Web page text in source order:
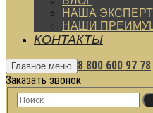
НАША
НАШИ
КОНТАКТЫ
Главное меню 8 800 600 97 78
Заказать звонок